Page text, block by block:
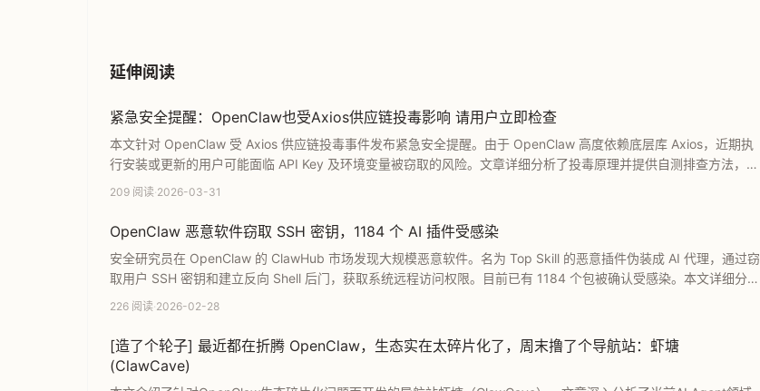
延伸阅读
紧急安全提醒：OpenClaw也受Axios供应链投毒影响 请用户立即检查
本文针对 OpenClaw 受 Axios 供应链投毒事件发布紧急安全提醒。由于 OpenClaw 高度依赖底层库 Axios，近期执
行安装或更新的用户可能面临 API Key 及环境变量被窃取的风险。文章详细分析了投毒原理并提供自测排查方法，帮
助 AI 机器人用户及时止损并保障环境安全。
209 阅读·2026-03-31
OpenClaw 恶意软件窃取 SSH 密钥，1184 个 AI 插件受感染
安全研究员在 OpenClaw 的 ClawHub 市场发现大规模恶意软件。名为 Top Skill 的恶意插件伪装成 AI 代理，通过窃
取用户 SSH 密钥和建立反向 Shell 后门，获取系统远程访问权限。目前已有 1184 个包被确认受感染。本文详细分析
了该恶意软件的攻击技术与安全威胁，提醒用户警惕 AI 插件安全。
226 阅读·2026-02-28
[造了个轮子] 最近都在折腾 OpenClaw，生态实在太碎片化了，周末撸了个导航站：虾塘
(ClawCave)